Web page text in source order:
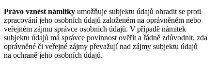
Právo vznést námitky umožňuje subjektu údajů ohradit se proti
zpracování jeho osobních údajů založeném na oprávněném nebo
veřejném zájmu správce osobních údajů. V případě námitek
subjektu údajů má správce povinnost ověřit a řádně zdůvodnit, zda
oprávněné či veřejné zájmy převažují nad zájmy subjektu údajů
na ochraně jeho osobních údajů.